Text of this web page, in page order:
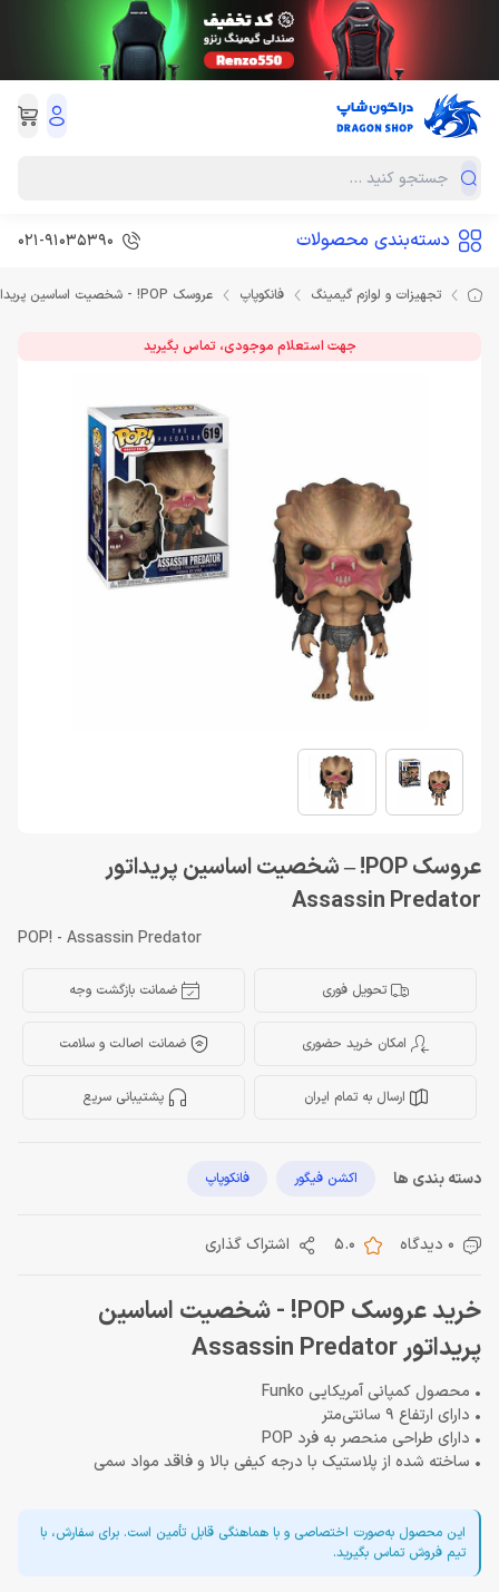
دسته‌بندی محصولات 021-91035390
تجهیزات و لوازم گیمینگ فانکوپاپ عروسک POP! - شخصیت اساسین پریداتور Assassin Predator
جهت استعلام موجودی، تماس بگیرید
عروسک POP! – شخصیت اساسین پریداتور
Assassin Predator
POP! - Assassin Predator
تحویل فوری ضمانت بازگشت وجه
امکان خرید حضوری ضمانت اصالت و سلامت
ارسال به تمام ایران پشتیبانی سریع
دسته بندی ها اکشن فیگور فانکوپاپ
0 دیدگاه 5.0 اشتراک گذاری
خرید عروسک POP! - شخصیت اساسین
پریداتور Assassin Predator
• محصول کمپانی آمریکایی Funko
• دارای ارتفاع 9 سانتی‌متر
• دارای طراحی منحصر به فرد POP
• ساخته شده از پلاستیک با درجه کیفی بالا و فاقد مواد سمی
این محصول به‌صورت اختصاصی و با هماهنگی قابل تأمین است. برای سفارش، با
تیم فروش تماس بگیرید.